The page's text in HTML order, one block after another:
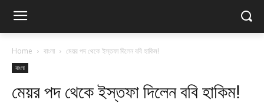
Home বাংলা মেয়র পদ থেকে ইস্তফা দিলেন ববি হাকিম!
বাংলা
মেয়র পদ থেকে ইস্তফা দিলেন ববি হাকিম!